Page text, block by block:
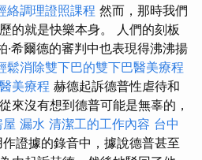
絡調理證照課程 然而，那時我們
的就是快樂本身。 人們的刻板
·希爾德的審判中也表現得沸沸揚
鬆消除雙下巴的雙下巴醫美療程
美療程 赫德起訴德普性虐待和
來沒有想到德普可能是無辜的，
屋 漏水 清潔工的工作內容 台中
證據的錄音中，據說德普甚至